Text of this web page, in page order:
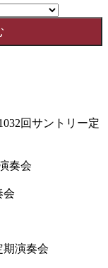
回サントリー定
奏会
会
期演奏会